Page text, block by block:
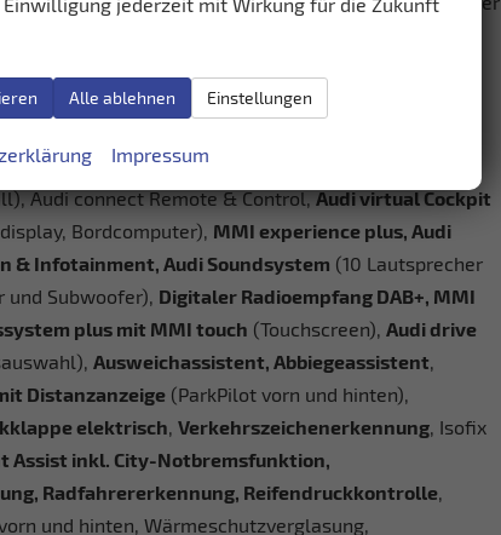
vorn mit Kopfairbag, Beifahrerairbag-
vollständig umklappbar),Vordersitze
Audi connect Notruf & Service mit Audi
Audi connect Remote & Control,Audi virtual Cockpit
Bordcomputer), MMI experience plus, Audi
& Infotainment, Audi Soundsystem (10 Lautsprecher
und Subwoofer), Digitaler Radioempfang DAB+, MMI
plus mit MMI touch (Touchscreen), Audi drive
Ausweichassistent, Abbiegeassistent,
Distanzanzeige(ParkPilot vorn und hinten),
elektrisch, Verkehrszeichenerkennung, Isofix
Assist inkl. City-Notbremsfunktion,
Radfahrererkennung, Reifendruckkontrolle,
und hinten, Wärmeschutzverglasung,
Alle ablehnen Einstellungen
Impressum